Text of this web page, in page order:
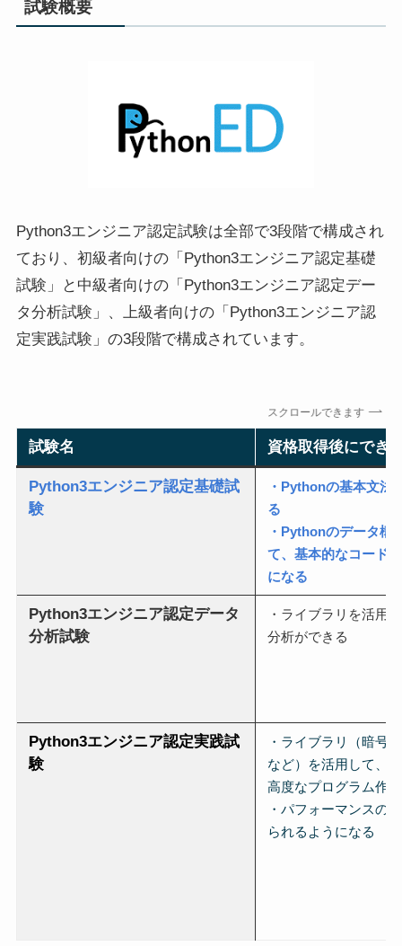
試験概要
Python3エンジニア認定試験は全部で3段階で構成され
ており、初級者向けの「Python3エンジニア認定基礎
試験」と中級者向けの「Python3エンジニア認定デー
タ分析試験」、上級者向けの「Python3エンジニア認
定実践試験」の3段階で構成されています。
スクロールできます
試験名 資格取得後にでき
Python3エンジニア認定基礎試
験
・Pythonの基本文法
る
・Pythonのデータ構
て、基本的なコード
になる
Python3エンジニア認定データ
分析試験
・ライブラリを活用
分析ができる
Python3エンジニア認定実践試
験
・ライブラリ（暗号
など）を活用して、
高度なプログラム作
・パフォーマンスの
られるようになる